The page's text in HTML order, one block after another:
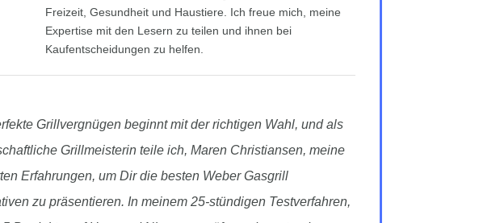
Freizeit, Gesundheit und Haustiere. Ich freue mich, meine
Expertise mit den Lesern zu teilen und ihnen bei
Kaufentscheidungen zu helfen.
Grillvergnügen beginnt mit der richtigen Wahl, und als
Grillmeisterin teile ich, Maren Christiansen, meine
Erfahrungen, um Dir die besten Weber Gasgrill
zu präsentieren. In meinem 25-stündigen Testverfahren,